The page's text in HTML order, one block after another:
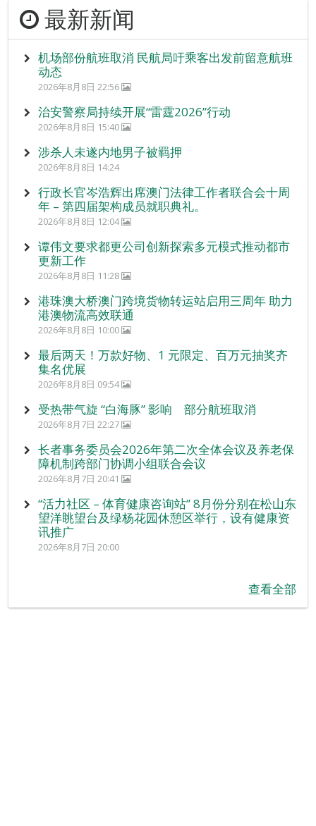
最新新闻
机场部份航班取消 民航局吁乘客出发前留意航班
动态
2026年8月8日 22:56
治安警察局持续开展“雷霆2026”行动
2026年8月8日 15:40
涉杀人未遂内地男子被羁押
2026年8月8日 14:24
行政长官岑浩辉出席澳门法律工作者联合会十周
年 – 第四届架构成员就职典礼。
2026年8月8日 12:04
谭伟文要求都更公司创新探索多元模式推动都市
更新工作
2026年8月8日 11:28
港珠澳大桥澳门跨境货物转运站启用三周年 助力
港澳物流高效联通
2026年8月8日 10:00
最后两天！万款好物、1 元限定、百万元抽奖齐
集名优展
2026年8月8日 09:54
受热带气旋 “白海豚” 影响 部分航班取消
2026年8月7日 22:27
长者事务委员会2026年第二次全体会议及养老保
障机制跨部门协调小组联合会议
2026年8月7日 20:41
“活力社区 – 体育健康咨询站” 8月份分别在松山东
望洋眺望台及绿杨花园休憩区举行，设有健康资
讯推广
2026年8月7日 20:00
查看全部